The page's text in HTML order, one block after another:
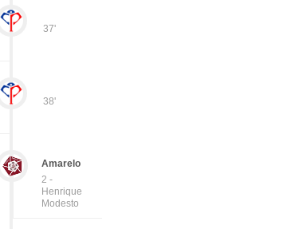
37'
38'
Amarelo
2 -
Henrique
Modesto